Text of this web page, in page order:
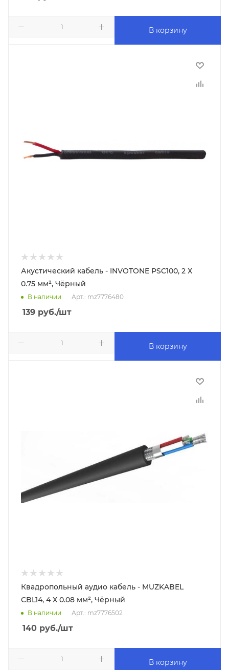
В корзину
Акустический кабель - INVOTONE PSC100, 2 Х
0.75 мм², Чёрный
В наличии Арт.: mz7776480
139 руб./шт
В корзину
Квадропольный аудио кабель - MUZKABEL
CBL14, 4 Х 0.08 мм², Чёрный
В наличии Арт.: mz7776502
140 руб./шт
В корзину